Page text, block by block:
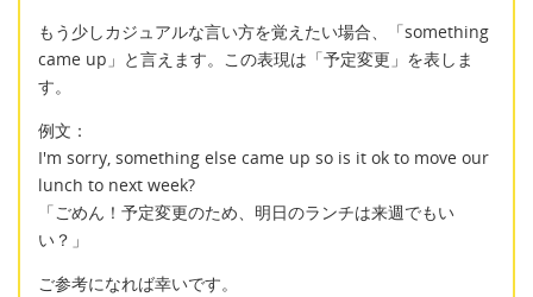
もう少しカジュアルな言い方を覚えたい場合、「something
came up」と言えます。この表現は「予定変更」を表しま
す。
例文：
I'm sorry, something else came up so is it ok to move our
lunch to next week?
「ごめん！予定変更のため、明日のランチは来週でもい
い？」
ご参考になれば幸いです。